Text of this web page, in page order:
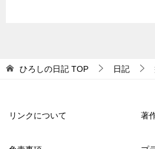
ひろしの日記 TOP 日記
リンクについて 著